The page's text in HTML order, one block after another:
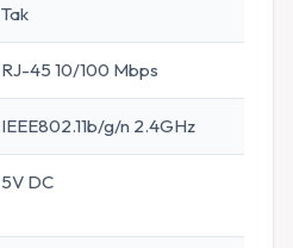
Tak
RJ-45 10/100 Mbps
IEEE802.11b/g/n 2.4GHz
5V DC